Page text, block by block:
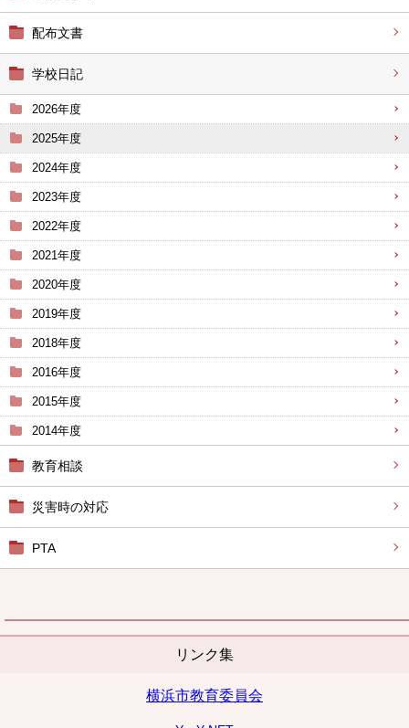
配布文書
学校日記
2026年度
2025年度
2024年度
2023年度
2022年度
2021年度
2020年度
2019年度
2018年度
2016年度
2015年度
2014年度
教育相談
災害時の対応
PTA
リンク集
横浜市教育委員会